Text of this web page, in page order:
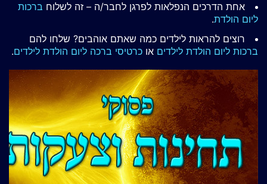
אחת הדרכים הנפלאות לפרגן לחבר/ה – זה לשלוח ברכות
ליום הולדת.
רוצים להראות לילדים כמה שאתם אוהבים? שלחו להם
ברכות ליום הולדת לילדים או כרטיסי ברכה ליום הולדת לילדים.